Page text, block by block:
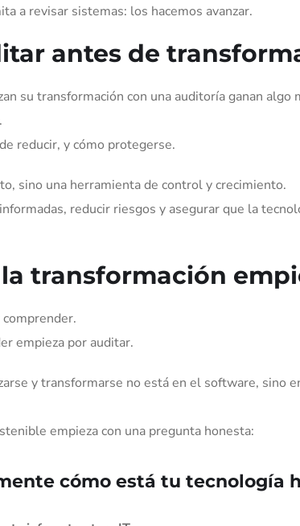
a revisar sistemas: los hacemos avanzar.
antes de
su transformación con una auditoría ganan algo
.
reducir, y cómo protegerse.
sino una herramienta de control y crecimiento.
reducir riesgos y asegurar que la
transformación
empieza por auditar.
y transformarse no está en el software, sino
empieza con una pregunta honesta:
cómo está tu tecnología